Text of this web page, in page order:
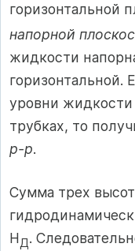
горизонтальной
напорной
жидкости
горизонтальной.
уровни жидкости
трубках, то
p-p.
Сумма трех
HД.